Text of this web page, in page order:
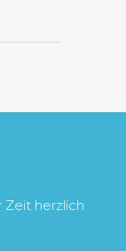
Zeit herzlich